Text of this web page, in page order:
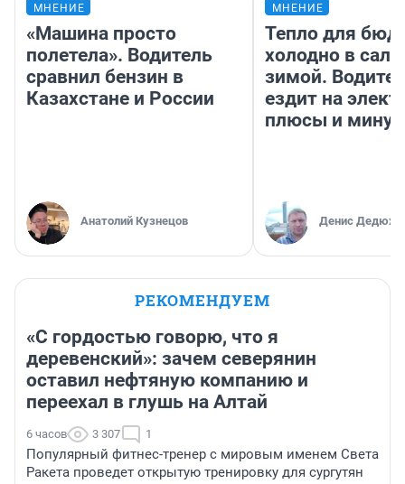
МНЕНИЕ
«Машина просто
полетела». Водитель
сравнил бензин в
Казахстане и России
Анатолий Кузнецов
МНЕНИЕ
Тепло для
холодно в
зимой.
ездит на
плюсы и
Денис
РЕКОМЕНДУЕМ
«С гордостью говорю, что я
деревенский»: зачем северянин
оставил нефтяную компанию и
переехал в глушь на Алтай
6 часов 3 307 1
Популярный фитнес-тренер с мировым именем Света
Ракета проведет открытую тренировку для сургутян